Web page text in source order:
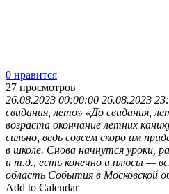
0 нравится
27 просмотров
26.08.2023 00:00:00 26.08.2023
свидания, лето» «До свидания,
возраста окончание летних
сильно, ведь совсем скоро им
в школе. Снова начнутся уроки,
и т.д., есть конечно и плюсы —
область События в Московской
Add to Calendar